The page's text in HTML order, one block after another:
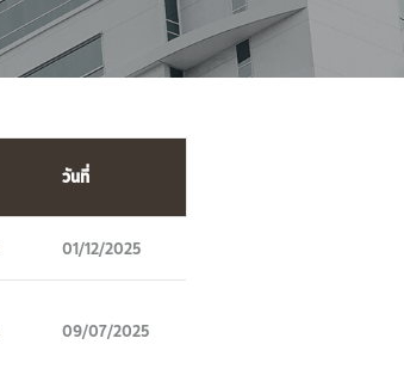
วันที่
01/12/2025
09/07/2025